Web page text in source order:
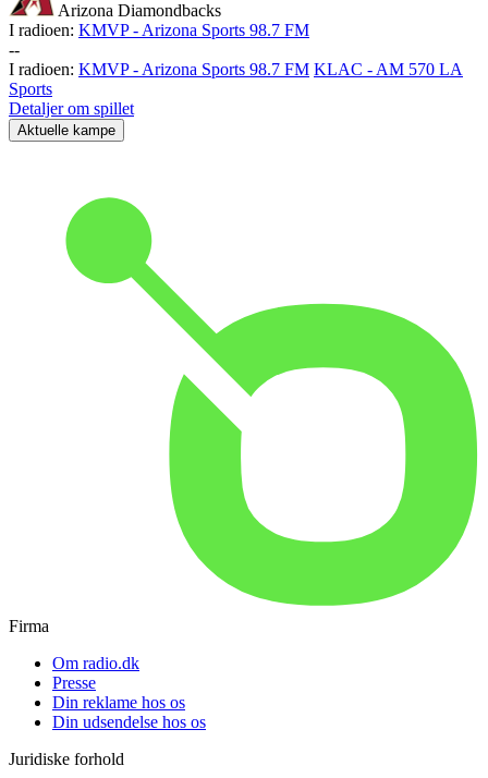
Arizona Diamondbacks
I radioen: KMVP - Arizona Sports 98.7 FM
--
I radioen: KMVP - Arizona Sports 98.7 FM KLAC - AM 570 LA
Sports
Detaljer om spillet
Aktuelle kampe
Firma
Om radio.dk
Presse
Din reklame hos os
Din udsendelse hos os
Juridiske forhold